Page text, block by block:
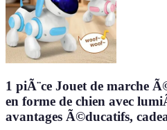
1 piÃ¨ce Jouet de marche
en forme de chien avec
avantages Ã©ducatifs,